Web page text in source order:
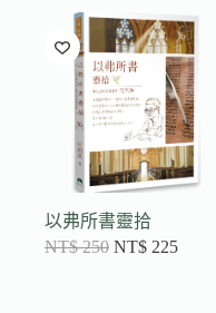
以弗所書靈拾
NT$250 NT$ 225